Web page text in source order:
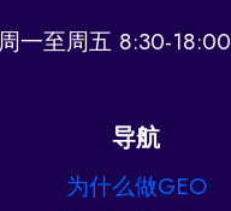
一至周五 8:30-18:00
导航
为什么做GEO